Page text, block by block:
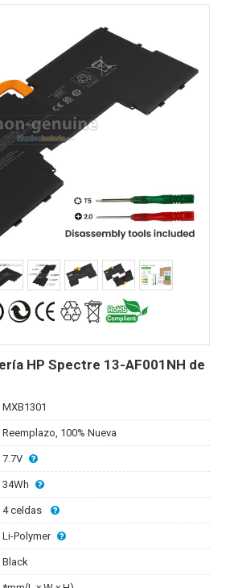
HP Spectre 13-AF001NH de
MXB1301
Reemplazo, 100% Nueva
7.7V
34Wh
4 celdas
Li-Polymer
Black